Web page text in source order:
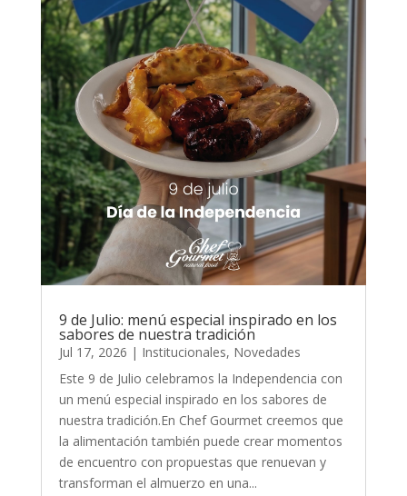
9 de Julio: menú especial inspirado en los
sabores de nuestra tradición
Jul 17, 2026 | Institucionales, Novedades
Este 9 de Julio celebramos la Independencia con
un menú especial inspirado en los sabores de
nuestra tradición.En Chef Gourmet creemos que
la alimentación también puede crear momentos
de encuentro con propuestas que renuevan y
transforman el almuerzo en una...